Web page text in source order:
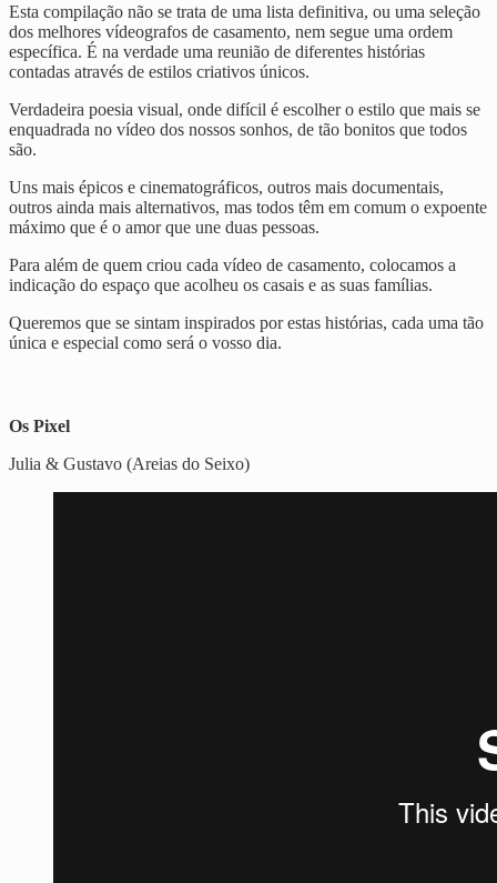
Esta compilação não se trata de uma lista definitiva, ou uma seleção
dos melhores vídeografos de casamento, nem segue uma ordem
específica. É na verdade uma reunião de diferentes histórias
contadas através de estilos criativos únicos.
Verdadeira poesia visual, onde difícil é escolher o estilo que mais se
enquadrada no vídeo dos nossos sonhos, de tão bonitos que todos
são.
Uns mais épicos e cinematográficos, outros mais documentais,
outros ainda mais alternativos, mas todos têm em comum o expoente
máximo que é o amor que une duas pessoas.
Para além de quem criou cada vídeo de casamento, colocamos a
indicação do espaço que acolheu os casais e as suas famílias.
Queremos que se sintam inspirados por estas histórias, cada uma tão
única e especial como será o vosso dia.
Os Pixel
Julia & Gustavo (Areias do Seixo)